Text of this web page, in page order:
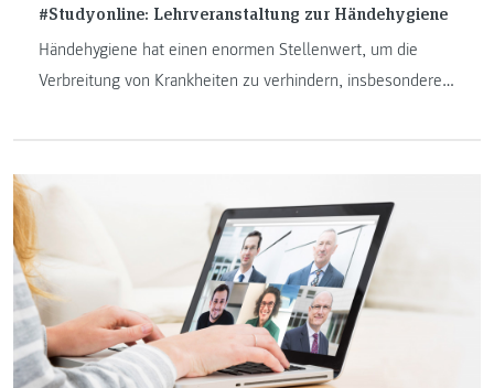
#Studyonline: Lehrveranstaltung zur Händehygiene
Händehygiene hat einen enormen Stellenwert, um die
Verbreitung von Krankheiten zu verhindern, insbesondere
diesem Thema konfrontiert.